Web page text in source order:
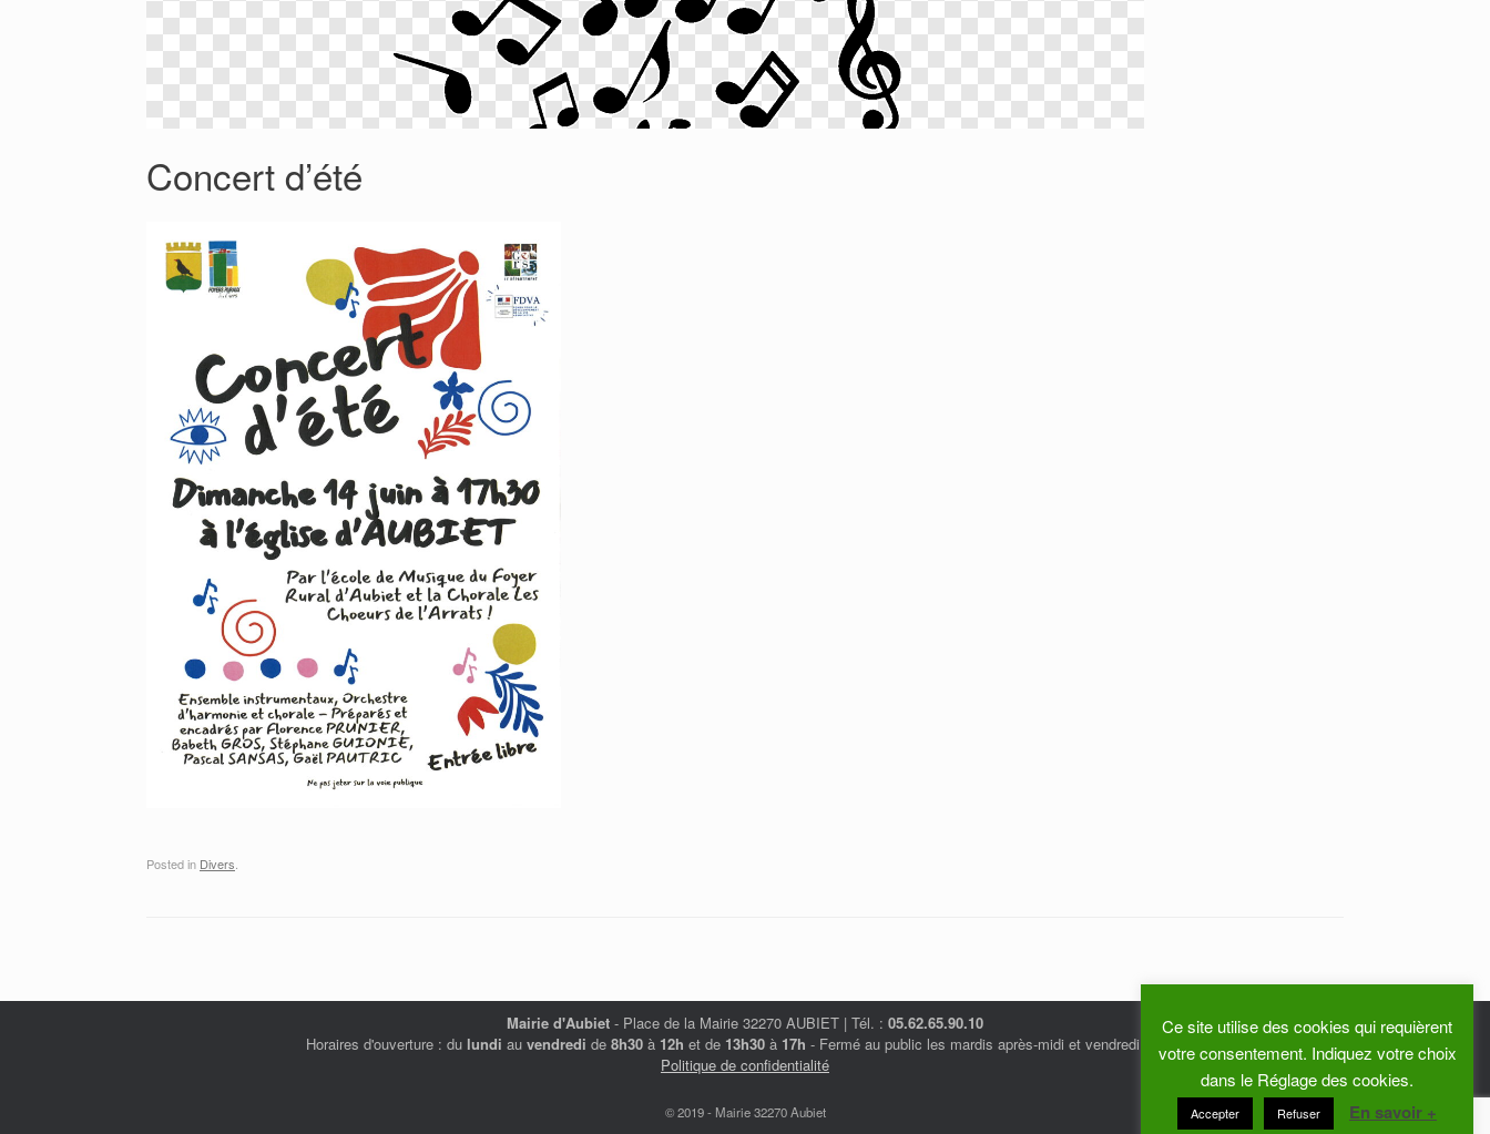
Concert d’été
Posted in Divers.
Mairie d'Aubiet - Place de la Mairie 32270 AUBIET | Tél. : 05.62.65.90.10
Horaires d'ouverture : du lundi au vendredi de 8h30 à 12h et de 13h30 à 17h - Fermé au public les mardis après-midi et vendredi matin.
Politique de confidentialité
© 2019 - Mairie 32270 Aubiet
Ce site utilise des cookies qui requièrent
votre consentement. Indiquez votre choix
dans le Réglage des cookies.
Accepter Refuser En savoir +